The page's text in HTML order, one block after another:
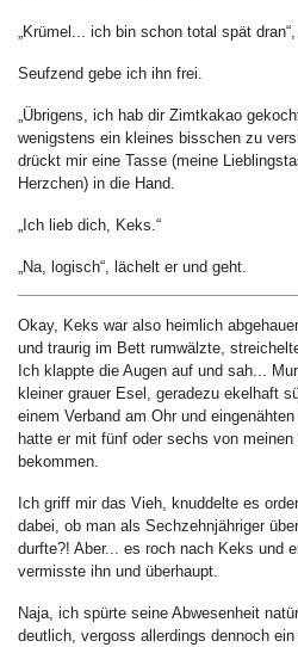
„Krümel... ich bin schon total spät
Seufzend gebe ich ihn frei.
„Übrigens, ich hab dir Zimtkakao
wenigstens ein kleines bisschen zu
drückt mir eine Tasse (meine
Herzchen) in die Hand.
„Ich lieb dich, Keks.“
„Na, logisch“, lächelt er und geht.
Okay, Keks war also heimlich
und traurig im Bett rumwälzte,
Ich klappte die Augen auf und sah...
kleiner grauer Esel, geradezu ekelhaft
einem Verband am Ohr und
hatte er mit fünf oder sechs von
bekommen.
Ich griff mir das Vieh, knuddelte es
dabei, ob man als Sechzehnjähriger
durfte?! Aber... es roch nach Keks und
vermisste ihn und überhaupt.
Naja, ich spürte seine Abwesenheit
deutlich, vergoss allerdings dennoch